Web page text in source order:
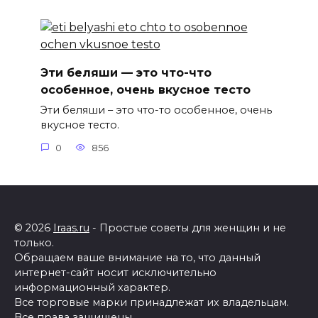
Эти беляши — это что-что
особенное, очень вкусное тесто
Эти беляши – это что-то особенное, очень
вкусное тесто.
0 856
© 2026 Iraas.ru - Простые советы для женщин и не
только.
Обращаем ваше внимание на то, что данный
интернет-сайт носит исключительно
информационный характер.
Все торговые марки принадлежат их владельцам.